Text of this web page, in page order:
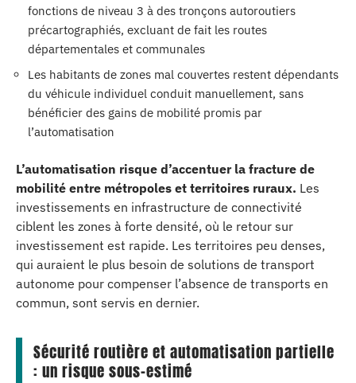
fonctions de niveau 3 à des tronçons autoroutiers
précartographiés, excluant de fait les routes
départementales et communales
Les habitants de zones mal couvertes restent dépendants
du véhicule individuel conduit manuellement, sans
bénéficier des gains de mobilité promis par
l’automatisation
L’automatisation risque d’accentuer la fracture de
mobilité entre métropoles et territoires ruraux. Les
investissements en infrastructure de connectivité
ciblent les zones à forte densité, où le retour sur
investissement est rapide. Les territoires peu denses,
qui auraient le plus besoin de solutions de transport
autonome pour compenser l’absence de transports en
commun, sont servis en dernier.
Sécurité routière et automatisation partielle
: un risque sous-estimé